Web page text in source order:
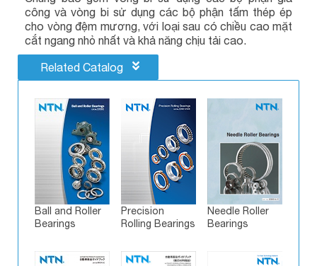
công và vòng bi sử dụng các bộ phận tấm thép ép
cho vòng đệm mương, với loại sau có chiều cao mặt
cắt ngang nhỏ nhất và khả năng chịu tải cao.
Related Catalog
Ball and Roller
Bearings
Precision
Rolling Bearings
Needle Roller
Bearings